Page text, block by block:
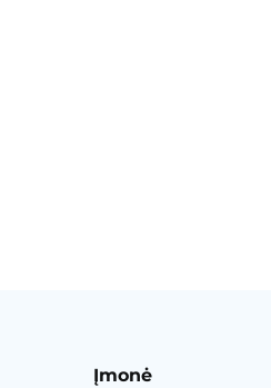
Įmonė